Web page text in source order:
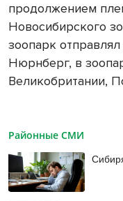
продолжением
Новосибирского
зоопарк
Нюрнберг, в
Великобритании,
Районные СМИ